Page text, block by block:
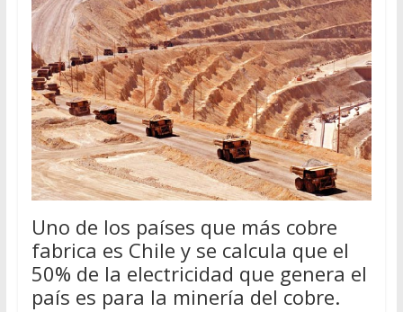
Uno de los países que más cobre
fabrica es Chile y se calcula que el
50% de la electricidad que genera el
país es para la minería del cobre.